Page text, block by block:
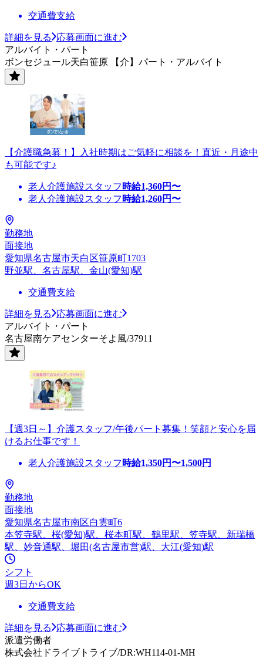
交通費支給
詳細を見る
応募画面に進む
アルバイト・パート
ボンセジュール天白笹原 【介】パート・アルバイト
【介護職急募！】入社時期はご気軽に相談を！直近・月途中
も可能です♪
老人介護施設スタッフ 時給1,360円〜
老人介護施設スタッフ 時給1,260円〜
勤務地
面接地
愛知県名古屋市天白区笹原町1703
野並駅、名古屋駅、金山(愛知)駅
交通費支給
詳細を見る
応募画面に進む
アルバイト・パート
名古屋南ケアセンターそよ風/37911
【週3日～】介護スタッフ/午後パート募集！笑顔と安心を届
けるお仕事です！
老人介護施設スタッフ 時給1,350円〜1,500円
勤務地
面接地
愛知県名古屋市南区白雲町6
本笠寺駅、桜(愛知)駅、桜本町駅、鶴里駅、笠寺駅、新瑞橋
駅、妙音通駅、堀田(名古屋市営)駅、大江(愛知)駅
シフト
週3日からOK
交通費支給
詳細を見る
応募画面に進む
派遣労働者
株式会社ドライブトライブ/DR:WH114-01-MH